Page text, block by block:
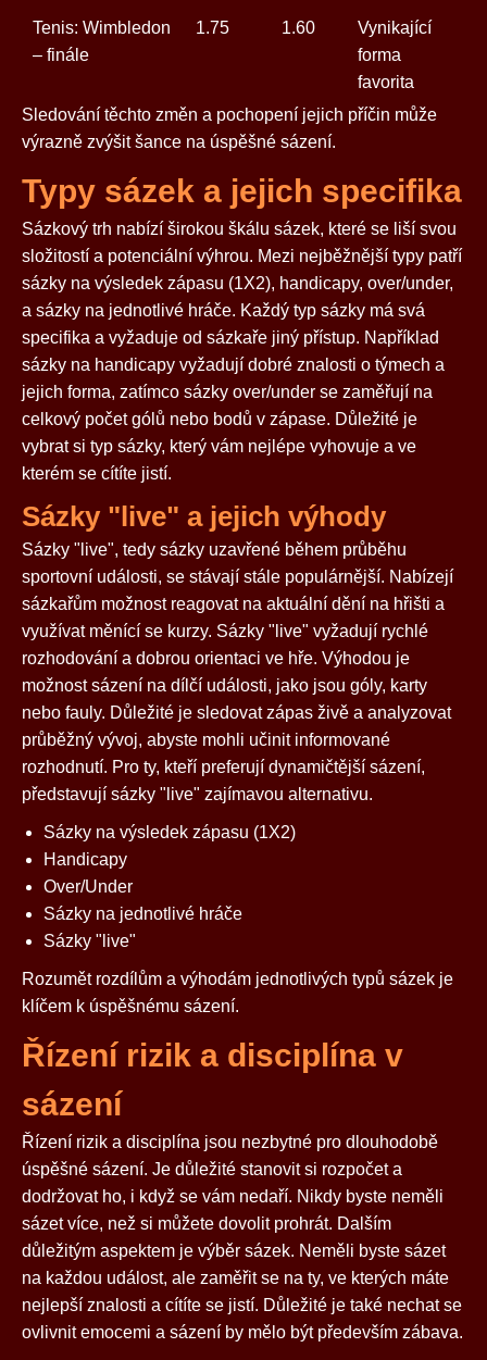
Tenis: Wimbledon
– finále
1.75 1.60
Vynikající
forma
favorita
Sledování těchto změn a pochopení jejich příčin může
výrazně zvýšit šance na úspěšné sázení.
Typy sázek a jejich specifika
Sázkový trh nabízí širokou škálu sázek, které se liší svou
složitostí a potenciální výhrou. Mezi nejběžnější typy patří
sázky na výsledek zápasu (1X2), handicapy, over/under,
a sázky na jednotlivé hráče. Každý typ sázky má svá
specifika a vyžaduje od sázkaře jiný přístup. Například
sázky na handicapy vyžadují dobré znalosti o týmech a
jejich forma, zatímco sázky over/under se zaměřují na
celkový počet gólů nebo bodů v zápase. Důležité je
vybrat si typ sázky, který vám nejlépe vyhovuje a ve
kterém se cítíte jistí.
Sázky "live" a jejich výhody
Sázky "live", tedy sázky uzavřené během průběhu
sportovní události, se stávají stále populárnější. Nabízejí
sázkařům možnost reagovat na aktuální dění na hřišti a
využívat měnící se kurzy. Sázky "live" vyžadují rychlé
rozhodování a dobrou orientaci ve hře. Výhodou je
možnost sázení na dílčí události, jako jsou góly, karty
nebo fauly. Důležité je sledovat zápas živě a analyzovat
průběžný vývoj, abyste mohli učinit informované
rozhodnutí. Pro ty, kteří preferují dynamičtější sázení,
představují sázky "live" zajímavou alternativu.
Sázky na výsledek zápasu (1X2)
Handicapy
Over/Under
Sázky na jednotlivé hráče
Sázky "live"
Rozumět rozdílům a výhodám jednotlivých typů sázek je
klíčem k úspěšnému sázení.
Řízení rizik a disciplína v
sázení
Řízení rizik a disciplína jsou nezbytné pro dlouhodobě
úspěšné sázení. Je důležité stanovit si rozpočet a
dodržovat ho, i když se vám nedaří. Nikdy byste neměli
sázet více, než si můžete dovolit prohrát. Dalším
důležitým aspektem je výběr sázek. Neměli byste sázet
na každou událost, ale zaměřit se na ty, ve kterých máte
nejlepší znalosti a cítíte se jistí. Důležité je také nechat se
ovlivnit emocemi a sázení by mělo být především zábava.